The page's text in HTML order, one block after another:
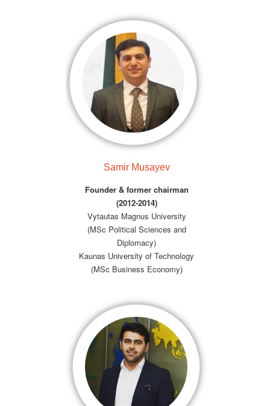
Samir Musayev
Founder & former chairman
(2012-2014)
Vytautas Magnus University
(MSc Political Sciences and
Diplomacy)
Kaunas University of Technology
(MSc Business Economy)